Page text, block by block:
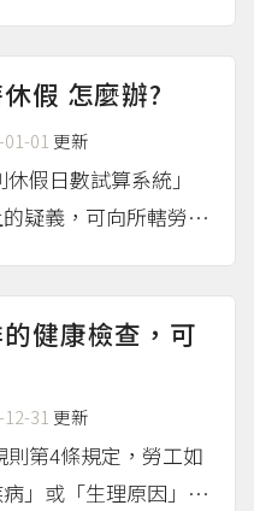
部分，依據勞動基
工工作時間者，應給
）
假 怎麼辦?
01 更新
假日數試算系統」
疑義，可向所轄勞動
健康檢查，可
31 更新
第4條規定，勞工如
」或「生理原因」必